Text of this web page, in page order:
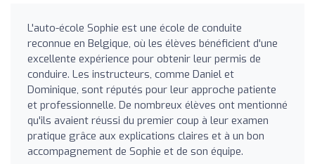
L'auto-école Sophie est une école de conduite
reconnue en Belgique, où les élèves bénéficient d'une
excellente expérience pour obtenir leur permis de
conduire. Les instructeurs, comme Daniel et
Dominique, sont réputés pour leur approche patiente
et professionnelle. De nombreux élèves ont mentionné
qu'ils avaient réussi du premier coup à leur examen
pratique grâce aux explications claires et à un bon
accompagnement de Sophie et de son équipe.